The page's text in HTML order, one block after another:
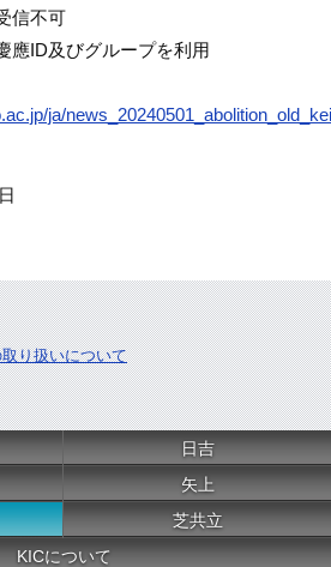
信不可
應ID及びグループを利用
ja/
り扱いについて
日吉
矢上
芝共立
KICについて